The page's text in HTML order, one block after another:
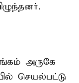
அருகே
செயல்பட்டு